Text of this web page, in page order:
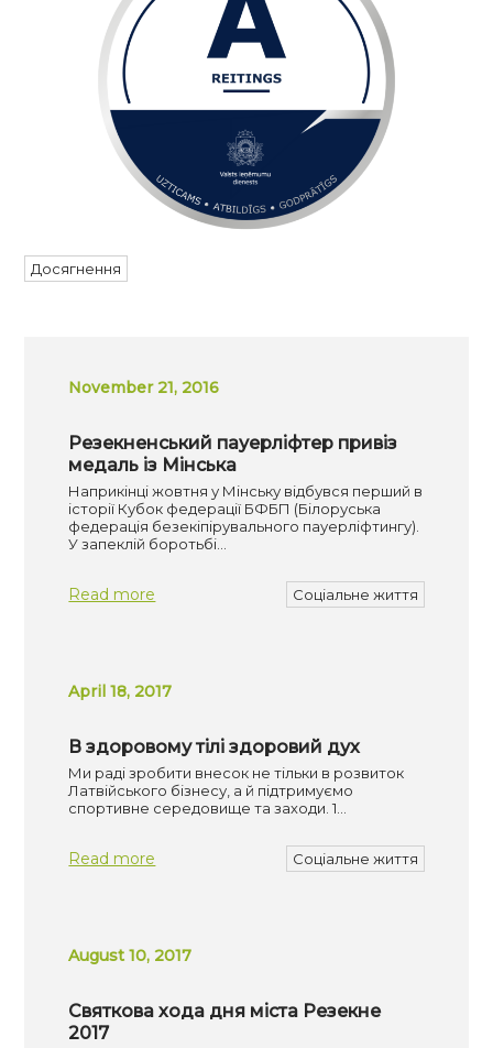
Досягнення
November 21, 2016
Резекненський пауерліфтер привіз
медаль із Мінська
Наприкінці жовтня у Мінську відбувся перший в
історії Кубок федерації БФБП (Білоруська
федерація безекіпірувального пауерліфтингу).
У запеклій боротьбі…
Read more Соціальне життя
April 18, 2017
В здоровому тілі здоровий дух
Ми раді зробити внесок не тільки в розвиток
Латвійського бізнесу, а й підтримуємо
спортивне середовище та заходи. 1…
Read more Соціальне життя
August 10, 2017
Святкова хода дня міста Резекне
2017